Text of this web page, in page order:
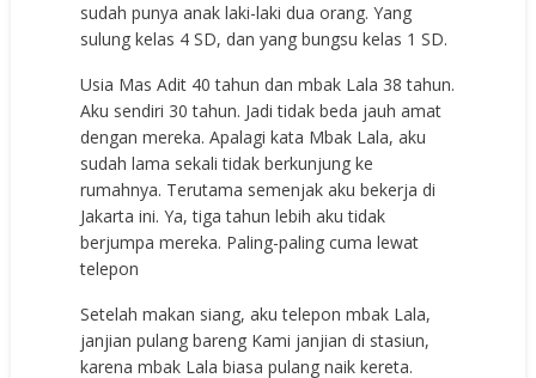
sudah punya anak laki-laki dua orang. Yang
sulung kelas 4 SD, dan yang bungsu kelas 1 SD.
Usia Mas Adit 40 tahun dan mbak Lala 38 tahun.
Aku sendiri 30 tahun. Jadi tidak beda jauh amat
dengan mereka. Apalagi kata Mbak Lala, aku
sudah lama sekali tidak berkunjung ke
rumahnya. Terutama semenjak aku bekerja di
Jakarta ini. Ya, tiga tahun lebih aku tidak
berjumpa mereka. Paling-paling cuma lewat
telepon
Setelah makan siang, aku telepon mbak Lala,
janjian pulang bareng Kami janjian di stasiun,
karena mbak Lala biasa pulang naik kereta.